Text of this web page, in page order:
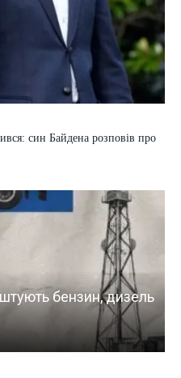
син Байдена розповів про
бензин, дизель